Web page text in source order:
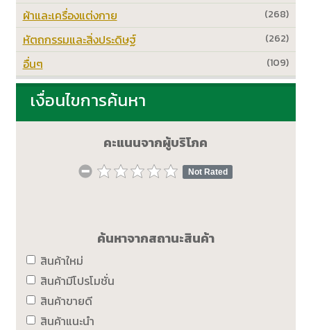
(268)
ผ้าและเครื่องแต่งกาย
(262)
หัตถกรรมและสิ่งประดิษฐ์
(109)
อื่นๆ
เงื่อนไขการค้นหา
คะแนนจากผู้บริโภค
Not Rated
ค้นหาจากสถานะสินค้า
สินค้าใหม่
สินค้ามีโปรโมชั่น
สินค้าขายดี
สินค้าแนะนำ